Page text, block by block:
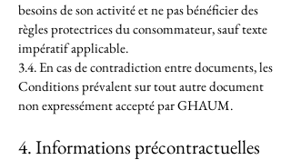
besoins de son activité et ne pas bénéficier des
règles protectrices du consommateur, sauf texte
impératif applicable.
3.4. En cas de contradiction entre documents, les
Conditions prévalent sur tout autre document
non expressément accepté par GHAUM.
4. Informations précontractuelles